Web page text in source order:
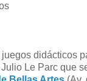
didácticos
Le Parc que